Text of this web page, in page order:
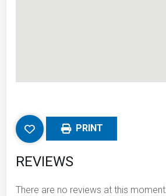
PRINT
REVIEWS
There are no reviews at this moment..